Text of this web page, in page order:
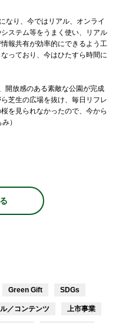
なり、今ではリアル、オンライ
ステム等をうまく使い、リアル
報共有が効率的にできるよう工
っており、今はひたすら時間に
開放感のある素敵な公園が完成
芝生の広場を抜け、毎日リフレ
を見られなかったので、今から
）
Green Gift SDGs
／コンテンツ 上市事業